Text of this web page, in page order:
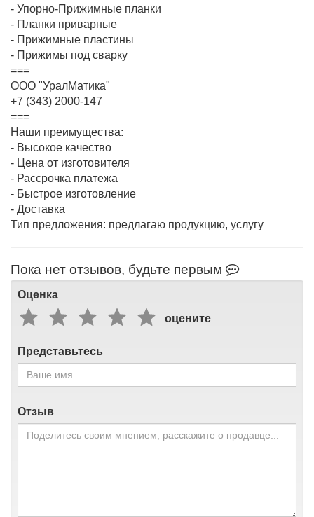
- Упорно-Прижимные планки
- Планки приварные
- Прижимные пластины
- Прижимы под сварку
===
ООО "УралМатика"
+7 (343) 2000-147
===
Наши преимущества:
- Высокое качество
- Цена от изготовителя
- Рассрочка платежа
- Быстрое изготовление
- Доставка
Тип предложения: предлагаю продукцию, услугу
Пока нет отзывов, будьте первым
Оценка
оцените
Представьтесь
Отзыв